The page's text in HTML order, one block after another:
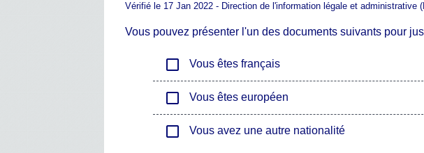
Vérifié le 17 Jan 2022 - Direction de l'information légale et administrative
Vous pouvez présenter l'un des documents suivants pour
check_box_outline_blank Vous êtes français
check_box_outline_blank Vous êtes européen
check_box_outline_blank Vous avez une autre nationalité